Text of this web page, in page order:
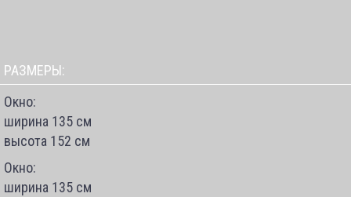
РАЗМЕРЫ:
Окно:
ширина 135 см
высота 152 см
Окно:
ширина 135 см